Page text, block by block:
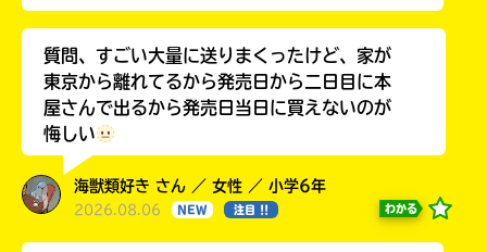
質問、すごい大量に送りまくったけど、家が
東京から離れてるから発売日から二日目に本
屋さんで出るから発売日当日に買えないのが
悔しい
海獣類好き さん ／ 女性 ／ 小学6年
2026.08.06 NEW 注目 !! わかる